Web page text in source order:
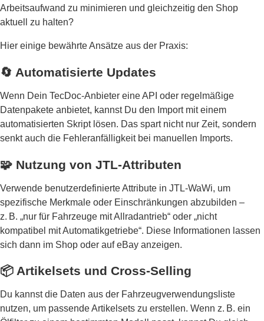
Arbeitsaufwand zu minimieren und gleichzeitig den Shop
aktuell zu halten?
Hier einige bewährte Ansätze aus der Praxis:
🔄 Automatisierte Updates
Wenn Dein TecDoc-Anbieter eine API oder regelmäßige
Datenpakete anbietet, kannst Du den Import mit einem
automatisierten Skript lösen. Das spart nicht nur Zeit, sondern
senkt auch die Fehleranfälligkeit bei manuellen Imports.
🧩 Nutzung von JTL-Attributen
Verwende benutzerdefinierte Attribute in JTL-WaWi, um
spezifische Merkmale oder Einschränkungen abzubilden –
z. B. „nur für Fahrzeuge mit Allradantrieb“ oder „nicht
kompatibel mit Automatikgetriebe“. Diese Informationen lassen
sich dann im Shop oder auf eBay anzeigen.
📦 Artikelsets und Cross-Selling
Du kannst die Daten aus der Fahrzeugverwendungsliste
nutzen, um passende Artikelsets zu erstellen. Wenn z. B. ein